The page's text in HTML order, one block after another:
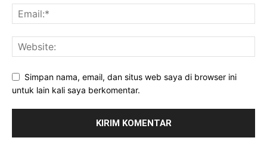
Simpan nama, email, dan situs web saya di browser ini
untuk lain kali saya berkomentar.